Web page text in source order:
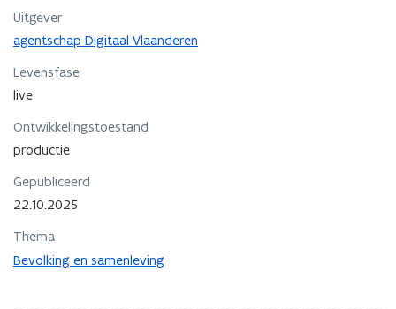
i
n
n
i
u
w
n
s
t
e
n
i
n
i
e
w
v
n
s
Uitgever
agentschap Digitaal Vlaanderen
Levensfase
live
Ontwikkelingstoestand
productie
Gepubliceerd
22.10.2025
Thema
Bevolking en samenleving